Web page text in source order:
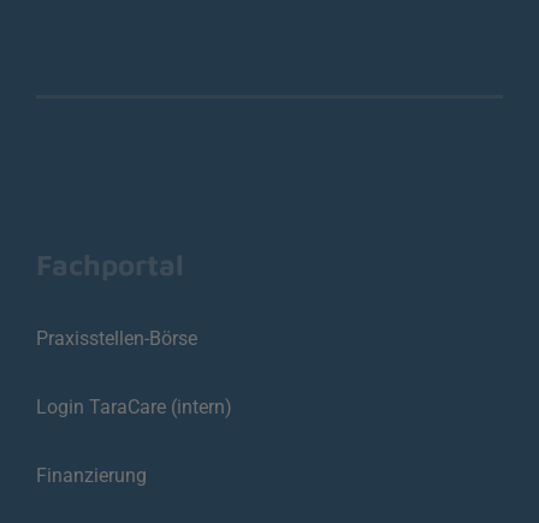
Fachportal
Praxisstellen-Börse
Login TaraCare (intern)
Finanzierung